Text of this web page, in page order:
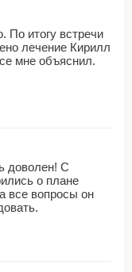
По итогу встречи
лечение Кирилл
мне объяснил.
доволен! С
о плане
все вопросы он